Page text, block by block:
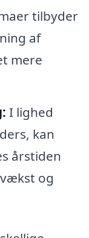
tilbyder
af
mere
I lighed
kan
årstiden
og